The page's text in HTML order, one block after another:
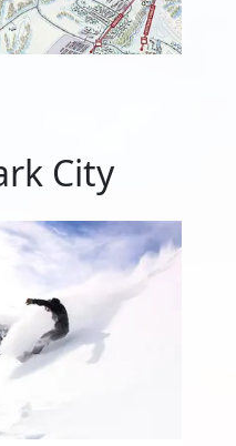
City